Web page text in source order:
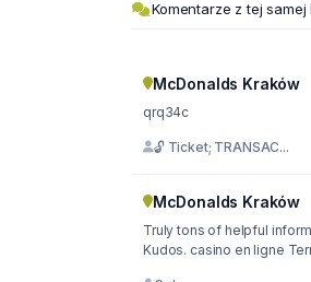
Komentarze z tej samej
McDonalds Kraków
qrq34c
🔓 Ticket; TRANSAC...
McDonalds Kraków
Truly tons of helpful
Kudos. casino en ligne